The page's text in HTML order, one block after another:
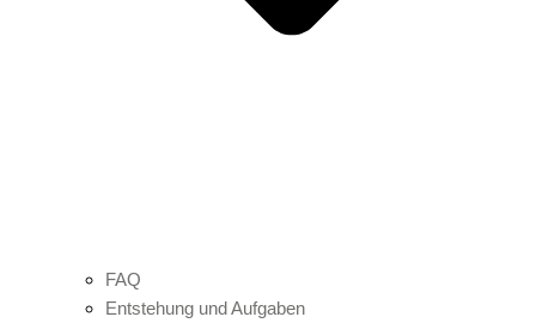
FAQ
Entstehung und Aufgaben